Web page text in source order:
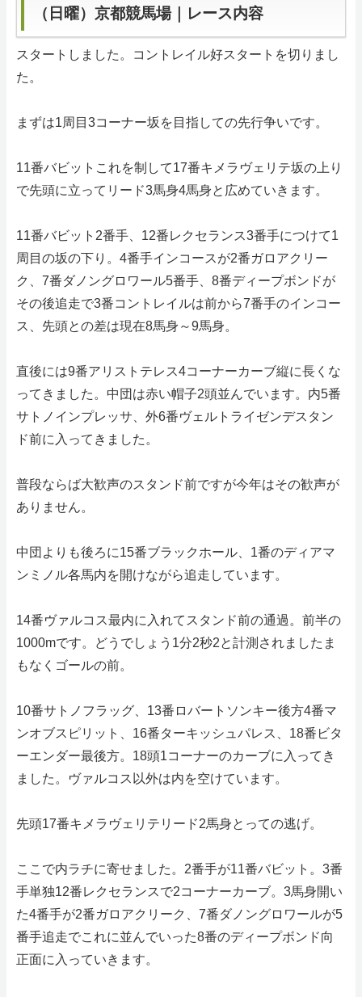
（日曜）京都競馬場｜レース内容
スタートしました。コントレイル好スタートを切りまし
た。
まずは1周目3コーナー坂を目指しての先行争いです。
11番バビットこれを制して17番キメラヴェリテ坂の上り
で先頭に立ってリード3馬身4馬身と広めていきます。
11番バビット2番手、12番レクセランス3番手につけて1
周目の坂の下り。4番手インコースが2番ガロアクリー
ク、7番ダノングロワール5番手、8番ディープボンドが
その後追走で3番コントレイルは前から7番手のインコー
ス、先頭との差は現在8馬身～9馬身。
直後には9番アリストテレス4コーナーカーブ縦に長くな
ってきました。中団は赤い帽子2頭並んでいます。内5番
サトノインプレッサ、外6番ヴェルトライゼンデスタン
ド前に入ってきました。
普段ならば大歓声のスタンド前ですが今年はその歓声が
ありません。
中団よりも後ろに15番ブラックホール、1番のディアマ
ンミノル各馬内を開けながら追走しています。
14番ヴァルコス最内に入れてスタンド前の通過。前半の
1000mです。どうでしょう1分2秒2と計測されましたま
もなくゴールの前。
10番サトノフラッグ、13番ロバートソンキー後方4番マ
ンオブスピリット、16番ターキッシュパレス、18番ビタ
ーエンダー最後方。18頭1コーナーのカーブに入ってき
ました。ヴァルコス以外は内を空けています。
先頭17番キメラヴェリテリード2馬身とっての逃げ。
ここで内ラチに寄せました。2番手が11番バビット。3番
手単独12番レクセランスで2コーナーカーブ。3馬身開い
た4番手が2番ガロアクリーク、7番ダノングロワールが5
番手追走でこれに並んでいった8番のディープボンド向
正面に入っていきます。